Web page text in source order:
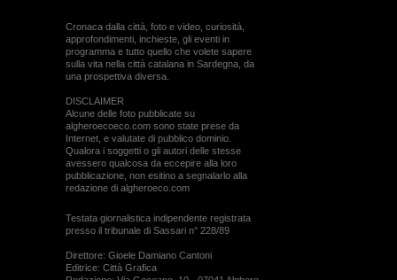
Cronaca dalla città, foto e video, curiosità,
approfondimenti, inchieste, gli eventi in
programma e tutto quello che volete sapere
sulla vita nella città catalana in Sardegna, da
una prospettiva diversa.
DISCLAIMER
Alcune delle foto pubblicate su
algheroecoeco.com sono state prese da
Internet, e valutate di pubblico dominio.
Qualora i soggetti o gli autori delle stesse
avessero qualcosa da eccepire alla loro
pubblicazione, non esitino a segnalarlo alla
redazione di algheroeco.com
Testata giornalistica indipendente registrata
presso il tribunale di Sassari n° 228/89
Direttore: Gioele Damiano Cantoni
Editrice: Città Grafica